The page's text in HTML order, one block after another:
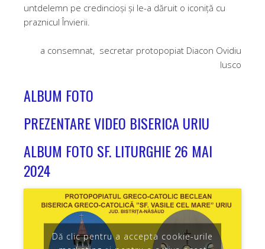
untdelemn pe credincioși și le-a dăruit o iconiță cu
praznicul Învierii.
a consemnat, secretar protopopiat Diacon Ovidiu
Iusco
ALBUM FOTO
PREZENTARE VIDEO BISERICA URIU
ALBUM FOTO SF. LITURGHIE 26 MAI
2024
Dă clic pentru a accepta cookie-urile